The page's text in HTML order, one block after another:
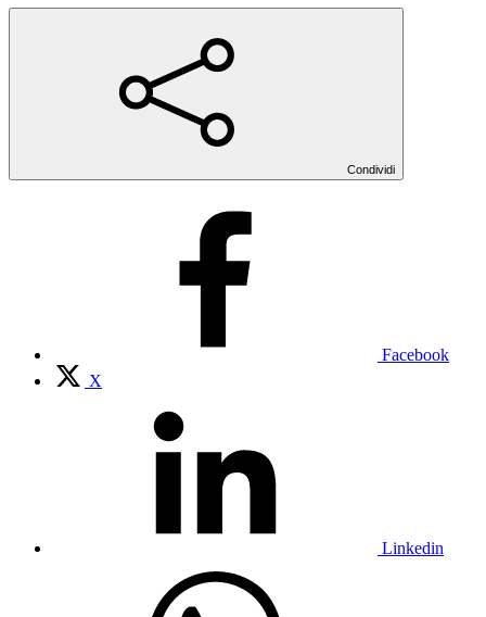
Condividi
Facebook
X
Linkedin